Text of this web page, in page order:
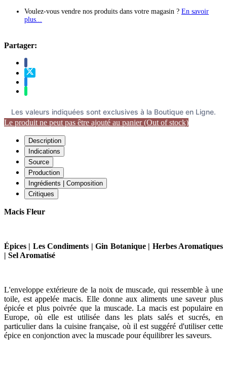
Voulez-vous vendre nos produits dans votre magasin ? En savoir
plus...
Partager:
Les valeurs indiquées sont exclusives à la Boutique en Ligne.
Le produit ne peut pas être ajouté au panier (Out of stock)
Description
Indications
Source
Production
Ingrédients | Composition
Critiques
Macis Fleur
Épices | Les Condiments | Gin Botanique | Herbes Aromatiques
| Sel Aromatisé
L'enveloppe extérieure de la noix de muscade, qui ressemble à une
toile, est appelée macis. Elle donne aux aliments une saveur plus
épicée et plus poivrée que la muscade. La macis est populaire en
Europe, où elle est utilisée dans les plats salés et sucrés, en
particulier dans la cuisine française, où il est suggéré d'utiliser cette
épice en conjonction avec la muscade pour équilibrer les saveurs.